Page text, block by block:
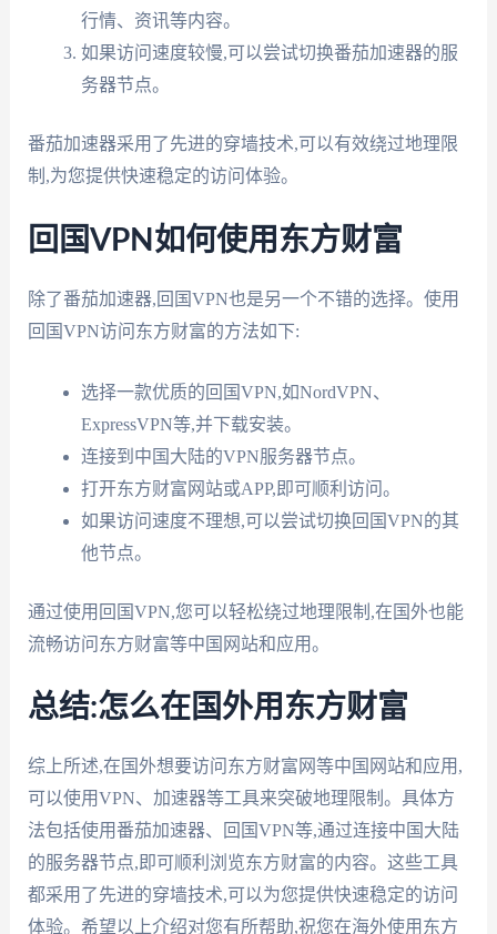
行情、资讯等内容。
如果访问速度较慢,可以尝试切换番茄加速器的服
务器节点。
番茄加速器采用了先进的穿墙技术,可以有效绕过地理限
制,为您提供快速稳定的访问体验。
回国VPN如何使用东方财富
除了番茄加速器,回国VPN也是另一个不错的选择。使用
回国VPN访问东方财富的方法如下:
选择一款优质的回国VPN,如NordVPN、
ExpressVPN等,并下载安装。
连接到中国大陆的VPN服务器节点。
打开东方财富网站或APP,即可顺利访问。
如果访问速度不理想,可以尝试切换回国VPN的其
他节点。
通过使用回国VPN,您可以轻松绕过地理限制,在国外也能
流畅访问东方财富等中国网站和应用。
总结:怎么在国外用东方财富
综上所述,在国外想要访问东方财富网等中国网站和应用,
可以使用VPN、加速器等工具来突破地理限制。具体方
法包括使用番茄加速器、回国VPN等,通过连接中国大陆
的服务器节点,即可顺利浏览东方财富的内容。这些工具
都采用了先进的穿墙技术,可以为您提供快速稳定的访问
体验。希望以上介绍对您有所帮助,祝您在海外使用东方